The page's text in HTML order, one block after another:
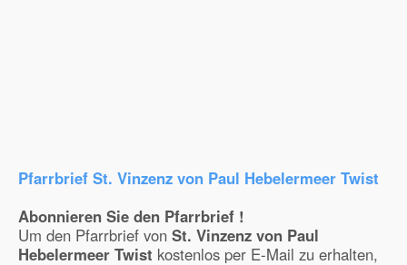
Pfarrbrief St. Vinzenz von Paul Hebelermeer Twist
Abonnieren Sie den Pfarrbrief !
Um den Pfarrbrief von St. Vinzenz von Paul
Hebelermeer Twist kostenlos per E-Mail zu erhalten,